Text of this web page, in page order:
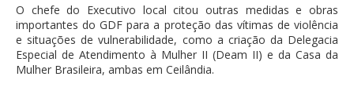
O chefe do Executivo local citou outras medidas e obras
importantes do GDF para a proteção das vítimas de violência
e situações de vulnerabilidade, como a criação da Delegacia
Especial de Atendimento à Mulher II (Deam II) e da Casa da
Mulher Brasileira, ambas em Ceilândia.